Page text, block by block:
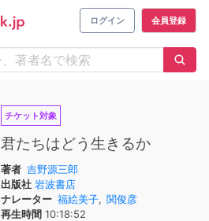
ログイン 会員登録
チケット対象
君たちはどう生きるか
著者 吉野源三郎
出版社 岩波書店
ナレーター 福絵美子, 関俊彦
再生時間 10:18:52